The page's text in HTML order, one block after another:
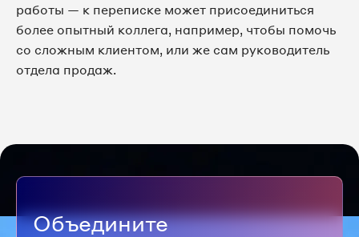
работы — к переписке может присоединиться
более опытный коллега, например, чтобы помочь
со сложным клиентом, или же сам руководитель
отдела продаж.
Объедините